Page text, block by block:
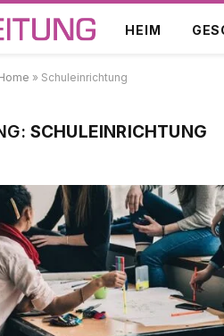
HEIM
» Schuleinrichtung
SCHULEINRICHTUNG